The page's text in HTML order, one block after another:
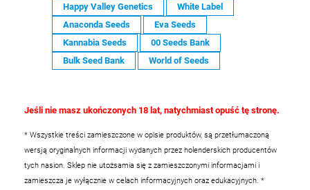
Happy Valley Genetics
White Label
Anaconda Seeds
Eva Seeds
Kannabia Seeds
00 Seeds Bank
Bulk Seed Bank
World of Seeds
Jeśli nie masz ukończonych 18 lat, natychmiast opuść tę stronę.
* Wszystkie treści zamieszczone w opisie produktów, są przetłumaczoną
wersją oryginalnych informacji wydanych przez holenderskich producentów
tych nasion. Sklep nie utożsamia się z zamieszczonymi informacjami i
zamieszcza je wyłącznie w celach informacyjnych oraz edukacyjnych. *